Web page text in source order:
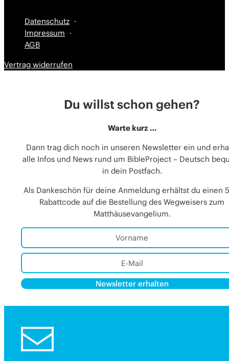
Datenschutz
Impressum
AGB
Vertrag widerrufen
Du willst schon gehen?
Warte kurz …
Dann trag dich noch in unseren Newsletter ein und
alle Infos und News rund um BibleProject – Deutsch
in dein Postfach.
Als Dankeschön für deine Anmeldung erhältst du einen
Rabattcode auf die Bestellung des Wegweisers zum
Matthäusevangelium.
Newsletter erhalten